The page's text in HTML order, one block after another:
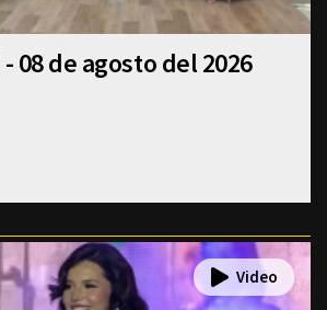
- 08 de agosto del 2026